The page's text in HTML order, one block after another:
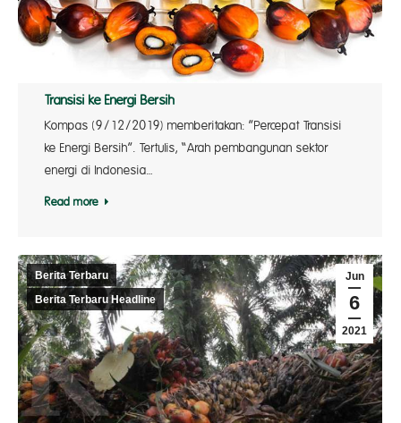
Transisi ke Energi Bersih
Kompas (9/12/2019) memberitakan: ”Percepat Transisi
ke Energi Bersih”. Tertulis, “Arah pembangunan sektor
energi di Indonesia…
Read more
Jun
6
2021
Berita Terbaru
Berita Terbaru Headline